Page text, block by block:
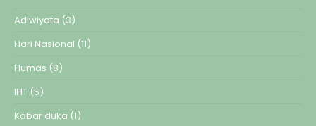
Adiwiyata (3)
Hari Nasional (11)
Humas (8)
IHT (5)
Kabar duka (1)